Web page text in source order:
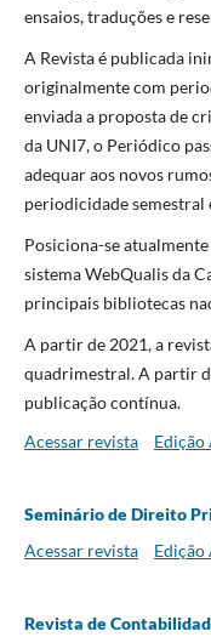
ensaios, traduções e
A Revista é publicada
originalmente com
enviada a proposta de
da UNI7, o Periódico
adequar aos novos
periodicidade semestral
Posiciona-se
sistema WebQualis da
principais bibliotecas
A partir de 2021, a
quadrimestral. A partir
publicação contínua.
Acessar revista
Edição
Seminário de Direito
Acessar revista
Edição
Revista de